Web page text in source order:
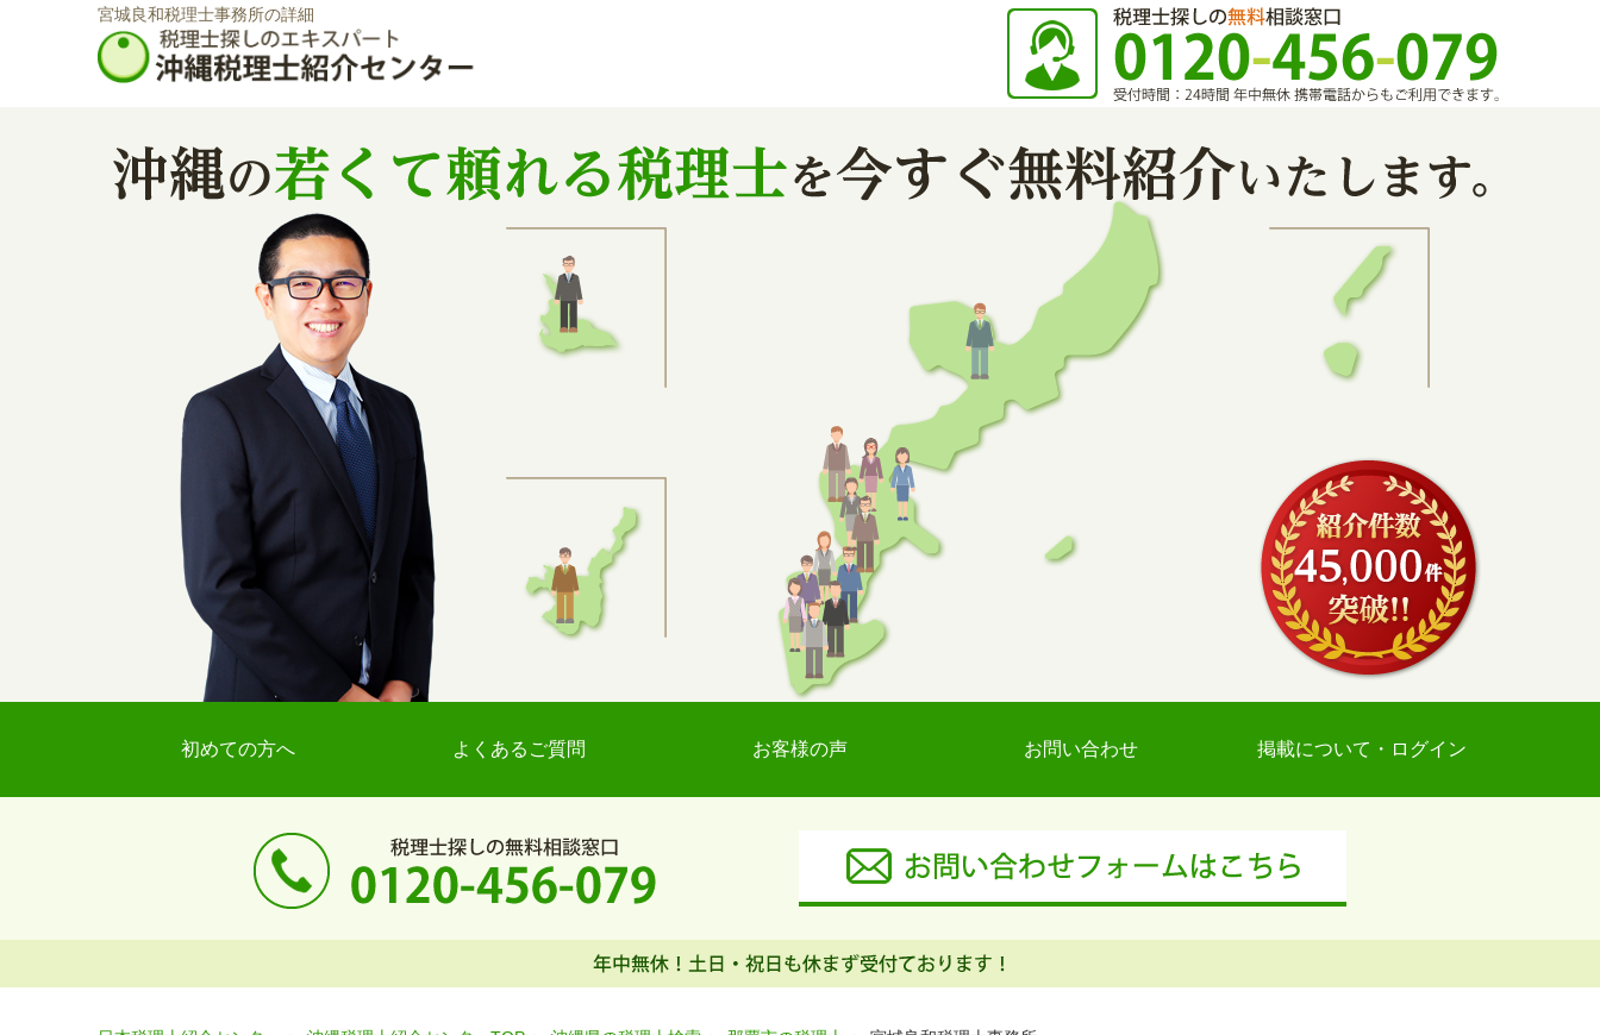
宮城良和税理士事務所の詳細
初めての方へ よくあるご質問 お客様の声 お問い合わせ 掲載について・ログイン